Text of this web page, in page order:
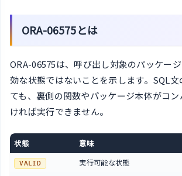
ORA-06575とは
ORA-06575は、呼び出し対象のパッケー
効な状態ではないことを示します。SQL文
ても、裏側の関数やパッケージ本体がコ
ければ実行できません。
状態 意味
VALID 実行可能な状態